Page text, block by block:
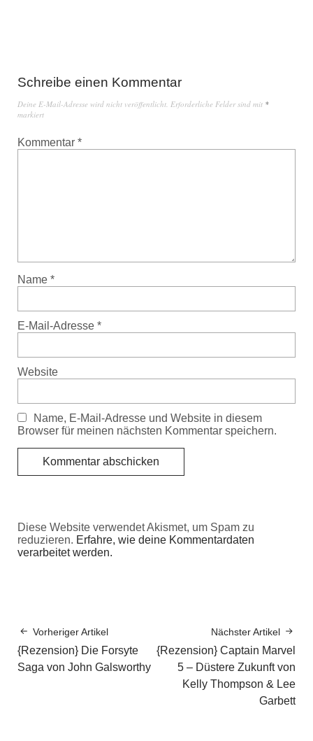
Schreibe einen Kommentar
Deine E-Mail-Adresse wird nicht veröffentlicht. Erforderliche Felder sind mit *
markiert
Kommentar *
Name *
E-Mail-Adresse *
Website
Name, E-Mail-Adresse und Website in diesem
Browser für meinen nächsten Kommentar speichern.
Diese Website verwendet Akismet, um Spam zu
reduzieren. Erfahre, wie deine Kommentardaten
verarbeitet werden.
Vorheriger Artikel
{Rezension} Die Forsyte
Saga von John Galsworthy
Nächster Artikel
{Rezension} Captain Marvel
5 – Düstere Zukunft von
Kelly Thompson & Lee
Garbett